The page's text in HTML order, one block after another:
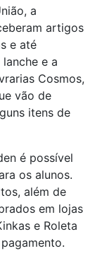
a
artigos
e até
e a
Cosmos,
vão de
itens de
é possível
os alunos.
além de
em lojas
e Roleta